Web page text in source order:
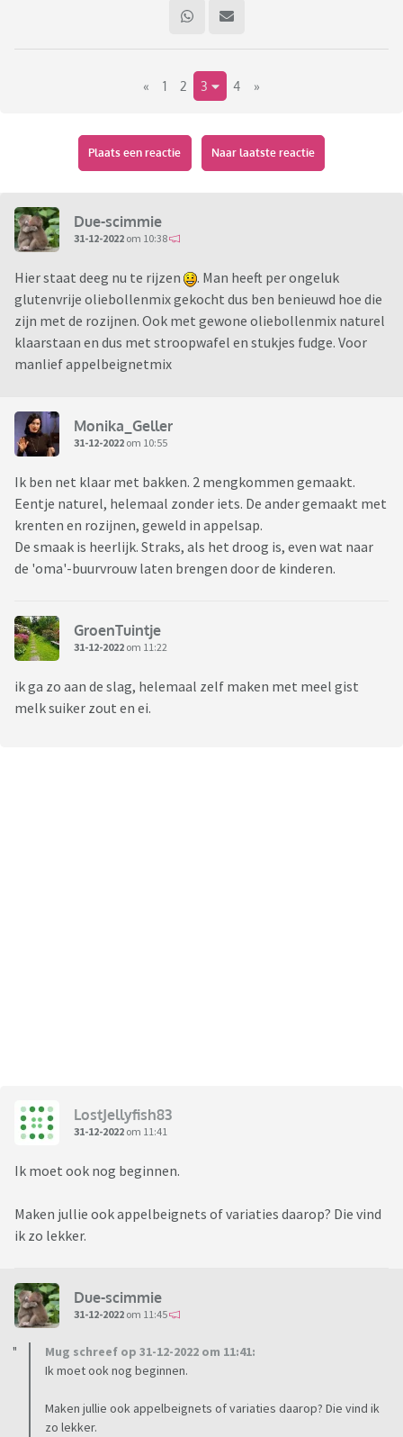
« 1 2 3 4 »
Plaats een reactie Naar laatste reactie
Due-scimmie
31-12-2022 om 10:38
Hier staat deeg nu te rijzen
. Man heeft per ongeluk
glutenvrije oliebollenmix gekocht dus ben benieuwd hoe die
zijn met de rozijnen. Ook met gewone oliebollenmix naturel
klaarstaan en dus met stroopwafel en stukjes fudge. Voor
manlief appelbeignetmix
Monika_Geller
31-12-2022 om 10:55
Ik ben net klaar met bakken. 2 mengkommen gemaakt.
Eentje naturel, helemaal zonder iets. De ander gemaakt met
krenten en rozijnen, geweld in appelsap.
De smaak is heerlijk. Straks, als het droog is, even wat naar
de 'oma'-buurvrouw laten brengen door de kinderen.
GroenTuintje
31-12-2022 om 11:22
ik ga zo aan de slag, helemaal zelf maken met meel gist
melk suiker zout en ei.
LostJellyfish83
31-12-2022 om 11:41
Ik moet ook nog beginnen.
Maken jullie ook appelbeignets of variaties daarop? Die vind
ik zo lekker.
Due-scimmie
31-12-2022 om 11:45
Mug schreef op 31-12-2022 om 11:41:
Ik moet ook nog beginnen.
Maken jullie ook appelbeignets of variaties daarop? Die vind ik
zo lekker.